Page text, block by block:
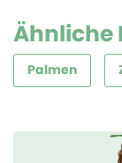
Ähnliche
Palmen